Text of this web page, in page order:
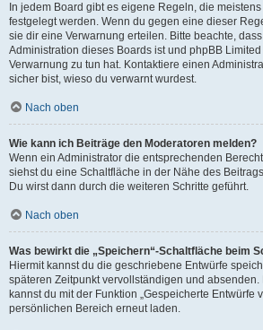
In jedem Board gibt es eigene Regeln, die
festgelegt werden. Wenn du gegen eine dieser
sie dir eine Verwarnung erteilen. Bitte beachte,
Administration dieses Boards ist und phpBB
Verwarnung zu tun hat. Kontaktiere einen
sicher bist, wieso du verwarnt wurdest.
Nach oben
Wie kann ich Beiträge den Moderatoren melden?
Wenn ein Administrator die entsprechenden
siehst du eine Schaltfläche in der Nähe des
Du wirst dann durch die weiteren Schritte geführt.
Nach oben
Was bewirkt die „Speichern“-Schaltfläche beim
Hiermit kannst du die geschriebene Entwürfe
späteren Zeitpunkt vervollständigen und
kannst du mit der Funktion „Gespeicherte Entwürfe
persönlichen Bereich erneut laden.